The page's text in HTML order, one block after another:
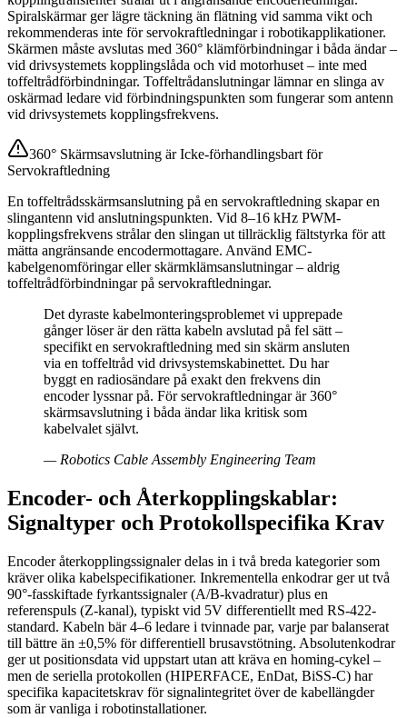
Spiralskärmar ger lägre täckning än flätning vid samma vikt och
rekommenderas inte för servokraftledningar i robotikapplikationer.
Skärmen måste avslutas med 360° klämförbindningar i båda ändar –
vid drivsystemets kopplingslåda och vid motorhuset – inte med
toffeltrådförbindningar. Toffeltrådanslutningar lämnar en slinga av
oskärmad ledare vid förbindningspunkten som fungerar som antenn
vid drivsystemets kopplingsfrekvens.
360° Skärmsavslutning är Icke-förhandlingsbart för
Servokraftledning
En toffeltrådsskärmsanslutning på en servokraftledning skapar en
slingantenn vid anslutningspunkten. Vid 8–16 kHz PWM-
kopplingsfrekvens strålar den slingan ut tillräcklig fältstyrka för att
mätta angränsande encodermottagare. Använd EMC-
kabelgenomföringar eller skärmklämsanslutningar – aldrig
toffeltrådförbindningar på servokraftledningar.
Det dyraste kabelmonteringsproblemet vi upprepade
gånger löser är den rätta kabeln avslutad på fel sätt –
specifikt en servokraftledning med sin skärm ansluten
via en toffeltråd vid drivsystemskabinettet. Du har
byggt en radiosändare på exakt den frekvens din
encoder lyssnar på. För servokraftledningar är 360°
skärmsavslutning i båda ändar lika kritisk som
kabelvalet självt.
— Robotics Cable Assembly Engineering Team
Encoder- och Återkopplingskablar:
Signaltyper och Protokollspecifika Krav
Encoder återkopplingssignaler delas in i två breda kategorier som
kräver olika kabelspecifikationer. Inkrementella enkodrar ger ut två
90°-fasskiftade fyrkantssignaler (A/B-kvadratur) plus en
referenspuls (Z-kanal), typiskt vid 5V differentiellt med RS-422-
standard. Kabeln bär 4–6 ledare i tvinnade par, varje par balanserat
till bättre än ±0,5% för differentiell brusavstötning. Absolutenkodrar
ger ut positionsdata vid uppstart utan att kräva en homing-cykel –
men de seriella protokollen (HIPERFACE, EnDat, BiSS-C) har
specifika kapacitetskrav för signalintegritet över de kabellängder
som är vanliga i robotinstallationer.